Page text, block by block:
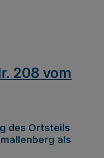
208 vom
des Ortsteils
als